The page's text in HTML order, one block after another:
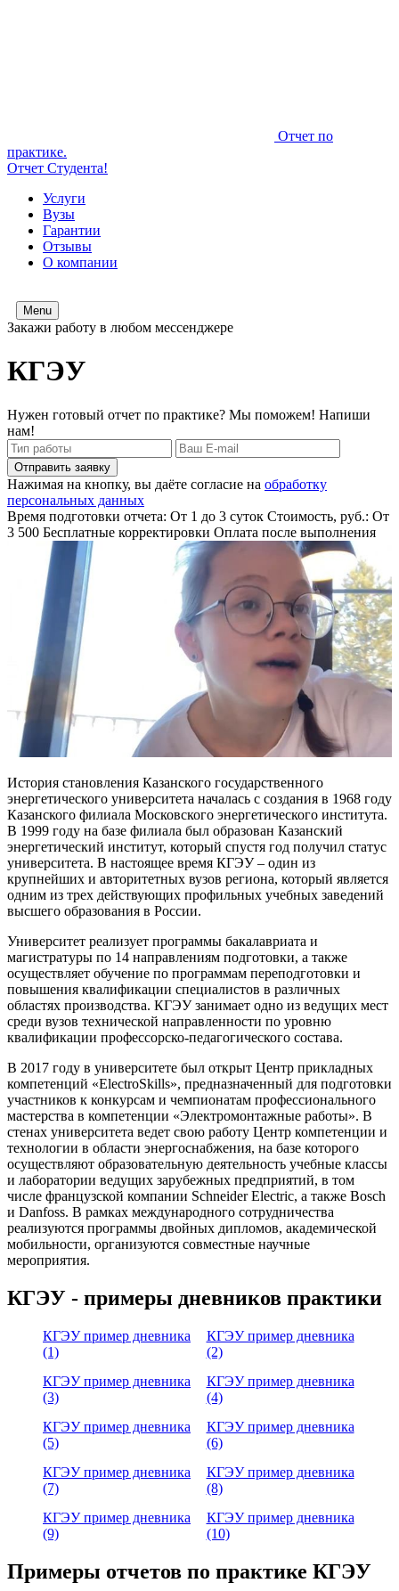
Отчет по
практике.
Отчет Студента!
Услуги
Вузы
Гарантии
Отзывы
О компании
Menu
Закажи работу в любом мессенджере
КГЭУ
Нужен готовый отчет по практике? Мы поможем! Напиши
нам!
Отправить заявку
Нажимая на кнопку, вы даёте согласие на обработку
персональных данных
Время подготовки отчета: От 1 до 3 суток Стоимость, руб.: От
3 500 Бесплатные корректировки Оплата после выполнения
История становления Казанского государственного
энергетического университета началась с создания в 1968 году
Казанского филиала Московского энергетического института.
В 1999 году на базе филиала был образован Казанский
энергетический институт, который спустя год получил статус
университета. В настоящее время КГЭУ – один из
крупнейших и авторитетных вузов региона, который является
одним из трех действующих профильных учебных заведений
высшего образования в России.
Университет реализует программы бакалавриата и
магистратуры по 14 направлениям подготовки, а также
осуществляет обучение по программам переподготовки и
повышения квалификации специалистов в различных
областях производства. КГЭУ занимает одно из ведущих мест
среди вузов технической направленности по уровню
квалификации профессорско-педагогического состава.
В 2017 году в университете был открыт Центр прикладных
компетенций «ElectroSkills», предназначенный для подготовки
участников к конкурсам и чемпионатам профессионального
мастерства в компетенции «Электромонтажные работы». В
стенах университета ведет свою работу Центр компетенции и
технологии в области энергоснабжения, на базе которого
осуществляют образовательную деятельность учебные классы
и лаборатории ведущих зарубежных предприятий, в том
числе французской компании Schneider Electric, а также Bosch
и Danfoss. В рамках международного сотрудничества
реализуются программы двойных дипломов, академической
мобильности, организуются совместные научные
мероприятия.
КГЭУ - примеры дневников практики
КГЭУ пример дневника
(1)
КГЭУ пример дневника
(2)
КГЭУ пример дневника
(3)
КГЭУ пример дневника
(4)
КГЭУ пример дневника
(5)
КГЭУ пример дневника
(6)
КГЭУ пример дневника
(7)
КГЭУ пример дневника
(8)
КГЭУ пример дневника
(9)
КГЭУ пример дневника
(10)
Примеры отчетов по практике КГЭУ